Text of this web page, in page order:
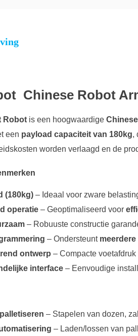
Chinese Robot
Robot is een hoogwaardige
een payload capaciteit van 180kg,
worden verlaagd en de
(180kg) – Ideaal voor zware
operatie – Geoptimaliseerd voor
– Robuuste constructie
– Ondersteunt
ontwerp – Compacte
interface – Eenvoudige
– Stapelen van dozen,
– Laden/lossen van